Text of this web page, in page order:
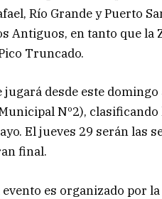
Río Grande y Puerto
Antiguos, en tanto que la
Truncado.
jugará desde este
Nº2),
El jueves 29 serán las
final.
evento es organizado por